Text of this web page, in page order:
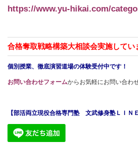
https://www.yu-hikai.com/
合格奪取戦略構築大相談会実施してい
個別授業、徹底演習道場の体験受付中です！
お問い合わせフォームからお気軽にお問い合わ
【部活両立現役合格専門塾 文武修身塾ＬＩＮＥ